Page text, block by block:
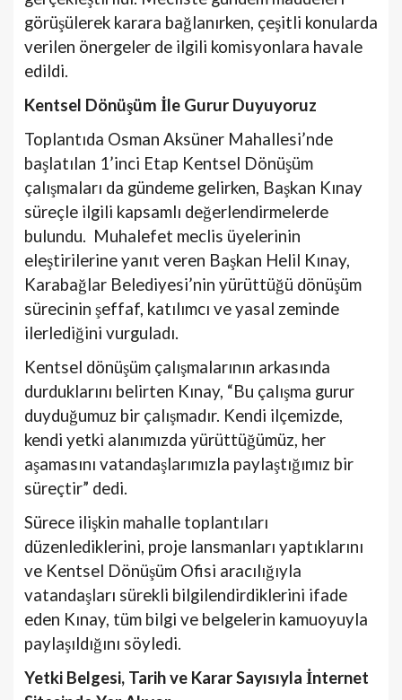
görüşülerek karara bağlanırken, çeşitli konularda
verilen önergeler de ilgili komisyonlara havale
edildi.
Kentsel Dönüşüm İle Gurur Duyuyoruz
Toplantıda Osman Aksüner Mahallesi’nde
başlatılan 1’inci Etap Kentsel Dönüşüm
çalışmaları da gündeme gelirken, Başkan Kınay
süreçle ilgili kapsamlı değerlendirmelerde
bulundu. Muhalefet meclis üyelerinin
eleştirilerine yanıt veren Başkan Helil Kınay,
Karabağlar Belediyesi’nin yürüttüğü dönüşüm
sürecinin şeffaf, katılımcı ve yasal zeminde
ilerlediğini vurguladı.
Kentsel dönüşüm çalışmalarının arkasında
durduklarını belirten Kınay, “Bu çalışma gurur
duyduğumuz bir çalışmadır. Kendi ilçemizde,
kendi yetki alanımızda yürüttüğümüz, her
aşamasını vatandaşlarımızla paylaştığımız bir
süreçtir” dedi.
Sürece ilişkin mahalle toplantıları
düzenlediklerini, proje lansmanları yaptıklarını
ve Kentsel Dönüşüm Ofisi aracılığıyla
vatandaşları sürekli bilgilendirdiklerini ifade
eden Kınay, tüm bilgi ve belgelerin kamuoyuyla
paylaşıldığını söyledi.
Yetki Belgesi, Tarih ve Karar Sayısıyla İnternet